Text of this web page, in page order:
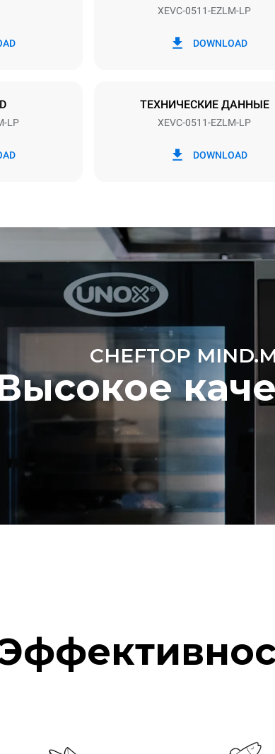
380-415V 3N~ / 220-240V 3~ /
выбросы co2 Потребление в кВт·ч
XEVC-0511-EZLM-LP
DOWNLOAD
LP
ТЕХНИЧЕСКИЕ ДАННЫЕ
XEVC-0511-EZLM-LP
DOWNLOAD
CHEFTOP